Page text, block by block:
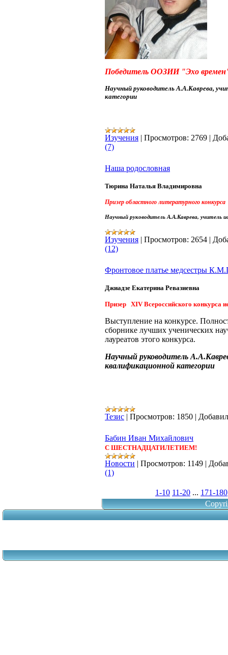
Победитель ООЗИИ "Эхо
Научный руководитель А.А.Каврева,
категории
Изучения | Просмотров: 2769 |
(7)
Наша родословная
Тюрина Наталья Владимировна
Призер областного литературного
Научный руководитель А.А.Каврева,
Изучения | Просмотров: 2654 |
(12)
Фронтовое платье медсестры
Джиадзе Екатерина Ревазиевна
Призер XIV Всероссийского конкурса
Выступление на конкурсе.
сборнике лучших ученических
лауреатов этого конкурса.
Научный руководитель
квалификационной категории
Тезис | Просмотров: 1850 |
Бабин Иван Михайлович
С ШЕСТНАДЦАТИЛЕТИЕМ!
Новости | Просмотров: 1149 |
(1)
1-10 11-20 ... 171-180